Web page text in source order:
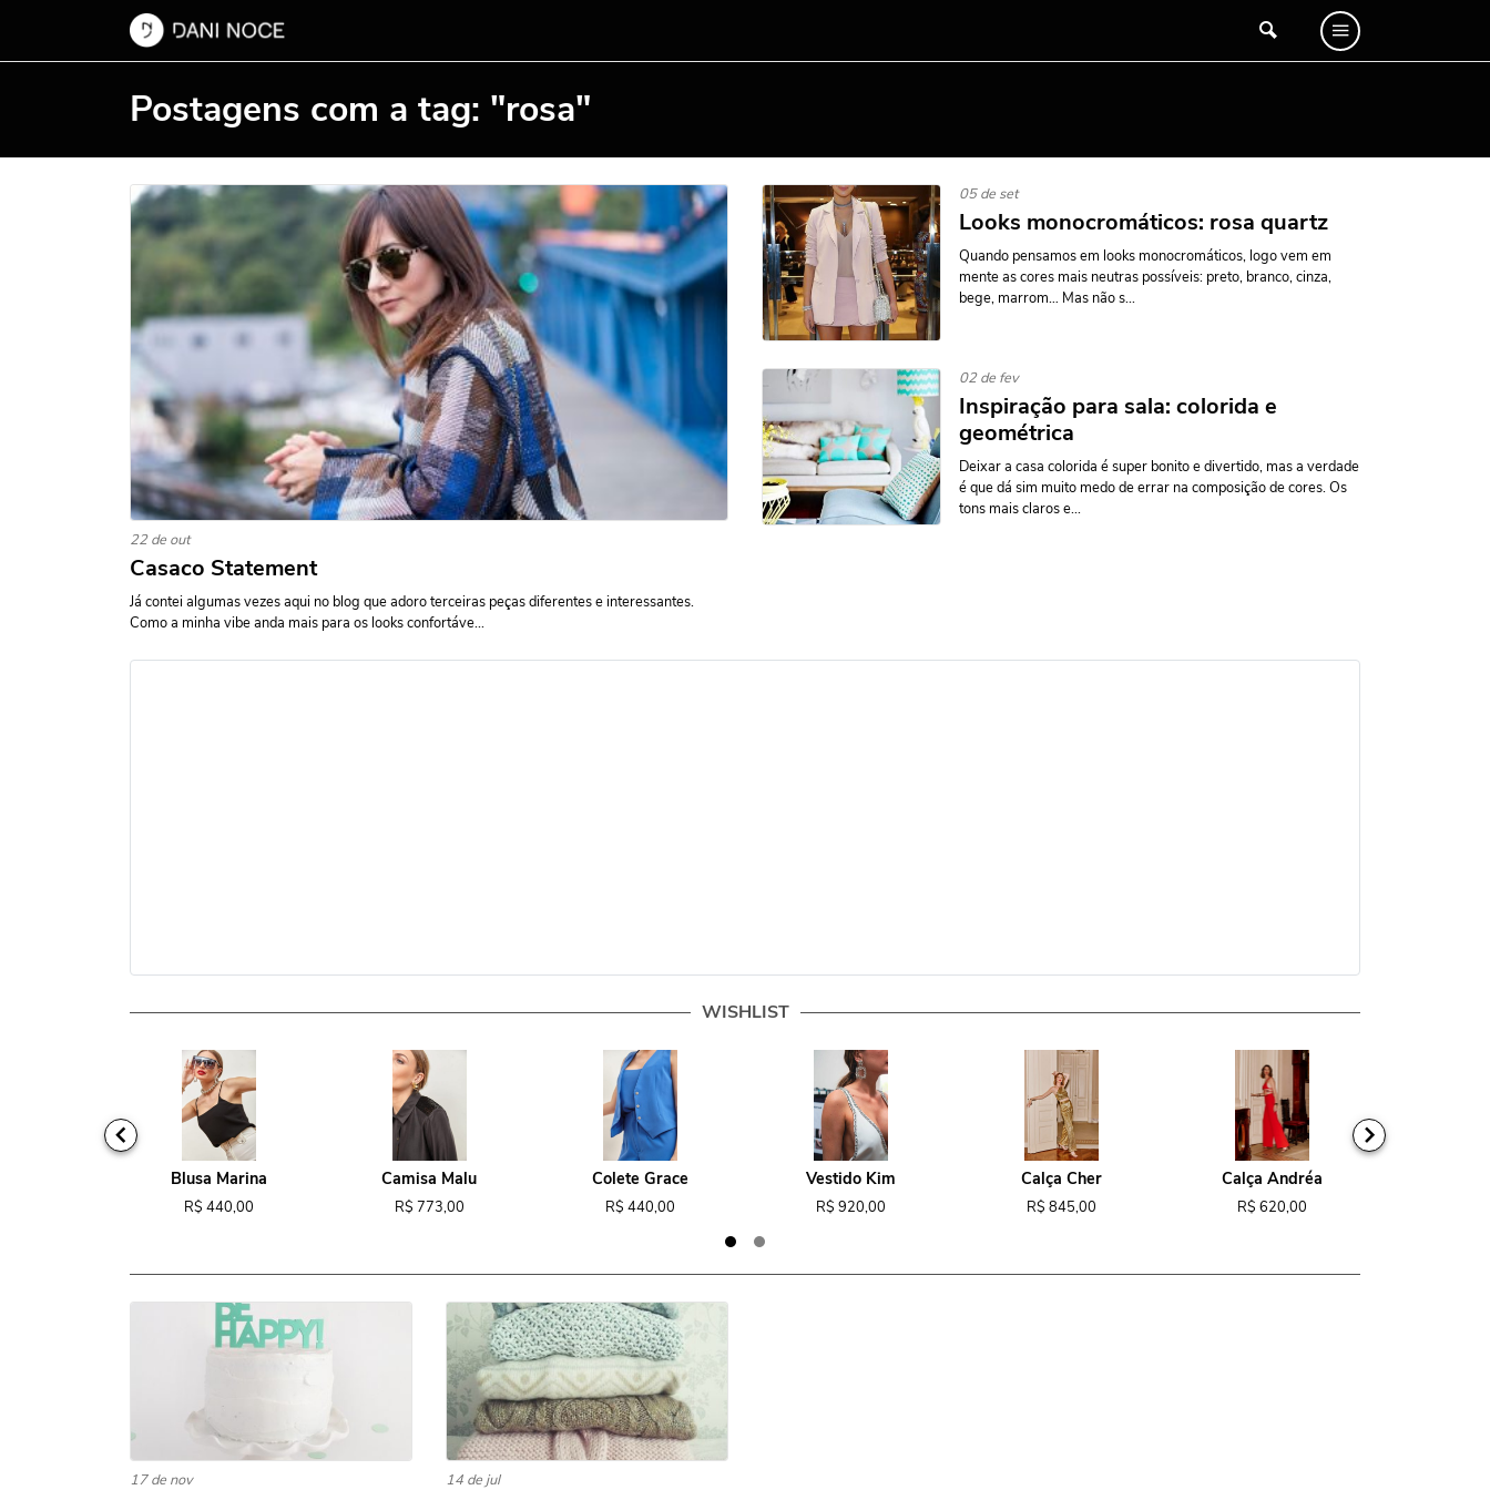
Postagens com a tag: "rosa"
22 de out
Casaco Statement
Já contei algumas vezes aqui no blog que adoro terceiras peças diferentes e interessantes.
Como a minha vibe anda mais para os looks confortáve...
05 de set
Looks monocromáticos: rosa quartz
Quando pensamos em looks monocromáticos, logo vem em
mente as cores mais neutras possíveis: preto, branco, cinza,
bege, marrom… Mas não s...
02 de fev
Inspiração para sala: colorida e
geométrica
Deixar a casa colorida é super bonito e divertido, mas a verdade
é que dá sim muito medo de errar na composição de cores. Os
tons mais claros e...
WISHLIST
Blusa Marina
R$ 440,00
Camisa Malu
R$ 773,00
Colete Grace
R$ 440,00
Vestido Kim
R$ 920,00
Calça Cher
R$ 845,00
Calça Andréa
R$ 620,00
17 de nov 14 de jul